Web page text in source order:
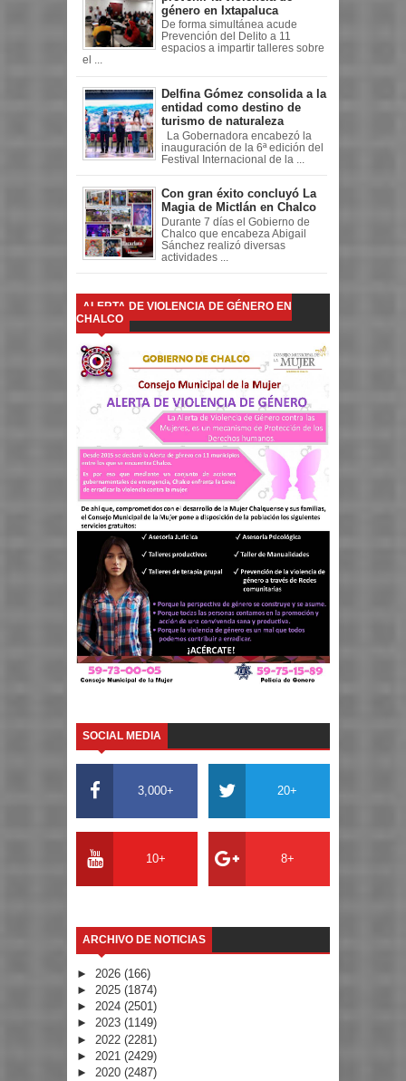
género en Ixtapaluca
De forma simultánea acude
Prevención del Delito a 11
espacios a impartir talleres sobre
el ...
Delfina Gómez consolida a la
entidad como destino de
turismo de naturaleza
La Gobernadora encabezó la
inauguración de la 6ª edición del
Festival Internacional de la ...
Con gran éxito concluyó La
Magia de Mictlán en Chalco
Durante 7 días el Gobierno de
Chalco que encabeza Abigail
Sánchez realizó diversas
actividades ...
ALERTA DE VIOLENCIA DE GÉNERO EN
CHALCO
SOCIAL MEDIA
3,000+ 20+
10+ 8+
ARCHIVO DE NOTICIAS
► 2026 (166)
► 2025 (1874)
► 2024 (2501)
► 2023 (1149)
► 2022 (2281)
► 2021 (2429)
► 2020 (2487)